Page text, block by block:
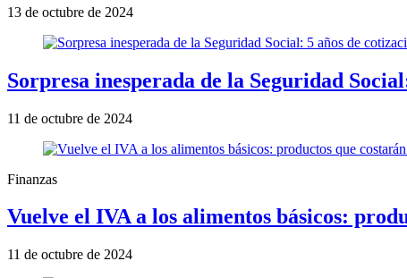
13 de octubre de 2024
Sorpresa inesperada de la Seguridad
11 de octubre de 2024
Finanzas
Vuelve el IVA a los alimentos básicos:
11 de octubre de 2024